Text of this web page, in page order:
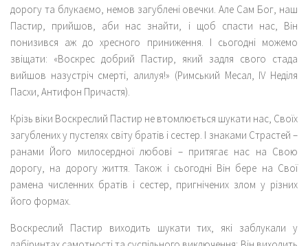
дорогу та блукаємо, немов загублені овечки. Але Сам Бог, наш
Пастир, прийшов, аби нас знайти, і щоб спасти нас, Він
понизився аж до хресного приниження. І сьогодні можемо
звіщати: «Воскрес добрий Пастир, який задля свого стада
вийшов назустріч смерті, алилуя!» (Римський Месал, IV Неділя
Пасхи, Антифон Причастя).
Крізь віки Воскреслий Пастир не втомлюється шукати нас, Своїх
загублених у пустелях світу братів і сестер. І знаками Страстей –
ранами Його милосердної любові – притягає нас на Свою
дорогу, на дорогу життя. Також і сьогодні Він бере на Свої
рамена численних братів і сестер, пригнічених злом у різних
його формах.
Воскреслий Пастир виходить шукати тих, які заблукали у